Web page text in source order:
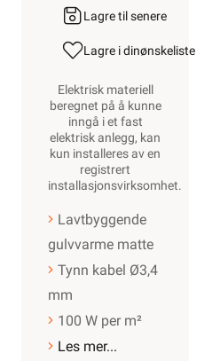
Lagre til senere
Lagre i dinønskeliste
Elektrisk materiell
beregnet på å kunne
inngå i et fast
elektrisk anlegg, kan
kun installeres av en
registrert
installasjonsvirksomhet.
Lavtbyggende
gulvvarme matte
Tynn kabel Ø3,4
mm
100 W per m²
Les mer...